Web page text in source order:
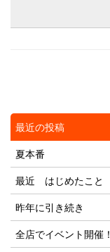
最近の投稿
夏本番
最近 はじめたこと
昨年に引き続き
全店でイベント開催！